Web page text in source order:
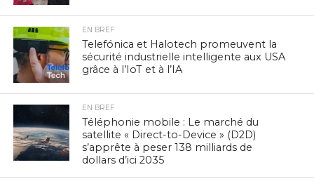
EN BREF
Telefónica et Halotech promeuvent la
sécurité industrielle intelligente aux USA
grâce à l’IoT et à l’IA
EN BREF
Téléphonie mobile : Le marché du
satellite « Direct-to-Device » (D2D)
s’apprête à peser 138 milliards de
dollars d’ici 2035